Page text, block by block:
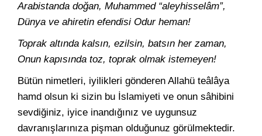
Arabistanda doğan, Muhammed “aleyhisselâm”,
Dünya ve ahiretin efendisi Odur heman!
Toprak altında kalsın, ezilsin, batsın her zaman,
Onun kapısında toz, toprak olmak istemeyen!
Bütün nimetleri, iyilikleri gönderen Allahü teâlâya
hamd olsun ki sizin bu İslamiyeti ve onun sâhibini
sevdiğiniz, iyice inandığınız ve uygunsuz
davranışlarınıza pişman olduğunuz görülmektedir.